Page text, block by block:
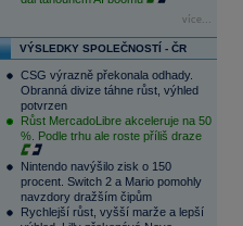
více...
VÝSLEDKY SPOLEČNOSTÍ - ČR
CSG výrazně překonala odhady.
Obranná divize táhne růst, výhled
potvrzen
Růst MercadoLibre akceleruje na 50
%. Podle trhu ale roste příliš draze
Nintendo navýšilo zisk o 150
procent. Switch 2 a Mario pomohly
navzdory dražším čipům
Rychlejší růst, vyšší marže a lepší